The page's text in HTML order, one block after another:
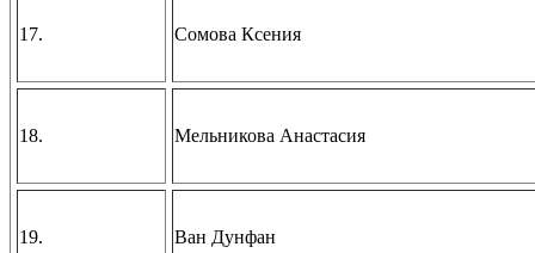
17. Сомова Ксения
18. Мельникова Анастасия
19. Ван Дунфан